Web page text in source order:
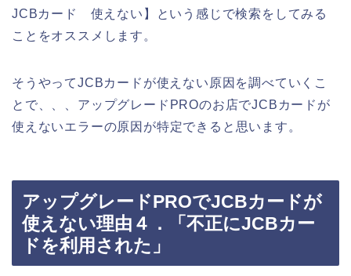
JCBカード 使えない】という感じで検索をしてみる
ことをオススメします。
そうやってJCBカードが使えない原因を調べていくこ
とで、、、アップグレードPROのお店でJCBカードが
使えないエラーの原因が特定できると思います。
アップグレードPROでJCBカードが
使えない理由４．「不正にJCBカー
ドを利用された」